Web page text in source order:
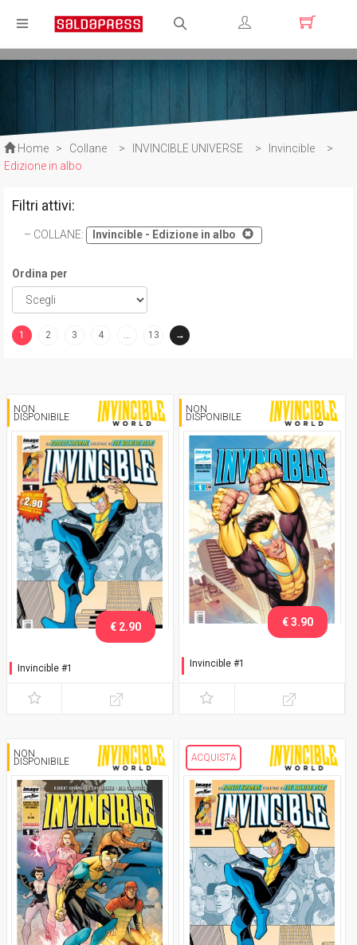
Registrati
Home > Collane > INVINCIBLE UNIVERSE > Invincible
>
Edizione in albo
Filtri attivi:
COLLANE: Invincible - Edizione in albo
Ordina per
1
2 3 4 … 13 →
NON
DISPONIBILE
Invincible #1
€ 2.90
NON
DISPONIBILE
Invincible #1
€ 3.90
NON
DISPONIBILE ACQUISTA